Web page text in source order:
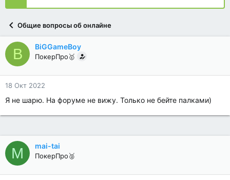
Общие вопросы об онлайне
B BiGGameBoy
ПокерПро🥇
18 Окт 2022
Я не шарю. На форуме не вижу. Только не бейте палками)
M mai-tai
ПокерПро🥈